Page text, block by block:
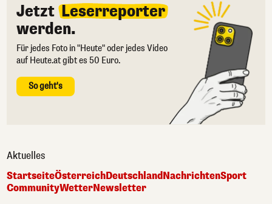
Jetzt Leserreporter
werden.
Für jedes Foto in "Heute" oder jedes Video
auf Heute.at gibt es 50 Euro.
So geht's
Aktuelles
StartseiteÖsterreichDeutschlandNachrichtenSport
CommunityWetterNewsletter